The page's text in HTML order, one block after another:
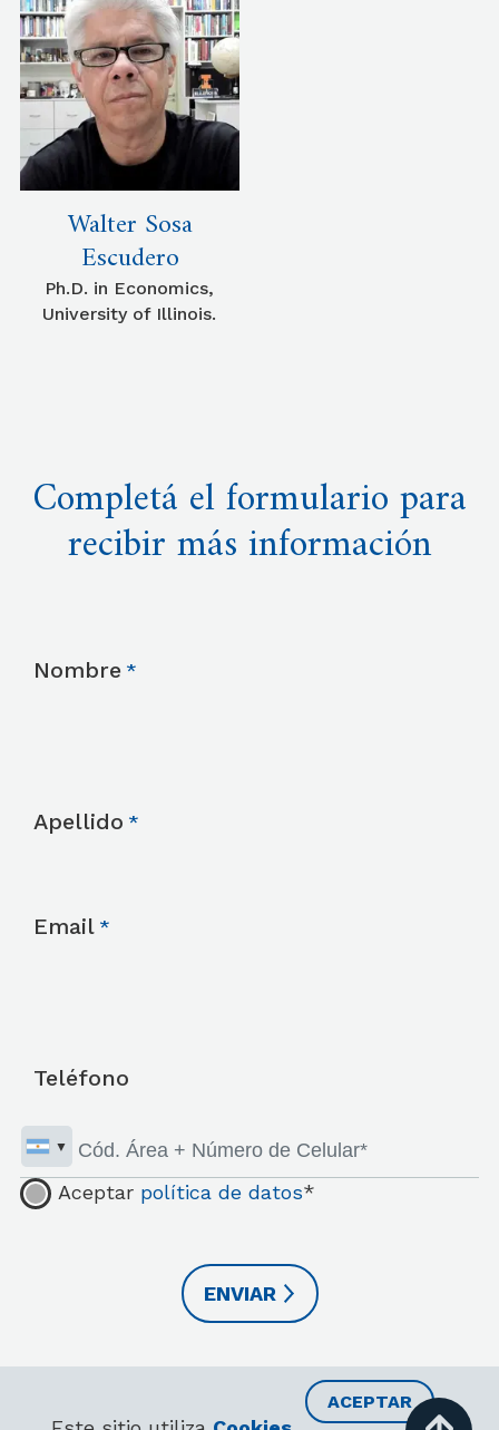
Walter Sosa
Escudero
Ph.D. in Economics,
University of Illinois.
Completá el formulario para
recibir más información
Nombre
Apellido
Email
Teléfono
Aceptar política de datos*
RECIBIR INFORMACIÓN
ACEPTAR